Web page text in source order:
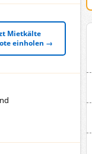
Mietkälte
einholen →